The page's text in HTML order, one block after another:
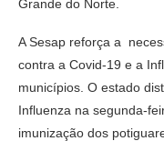
Grande do Norte.
A Sesap reforça a
contra a Covid-19 e a
municípios. O estado
Influenza na segunda-
imunização dos